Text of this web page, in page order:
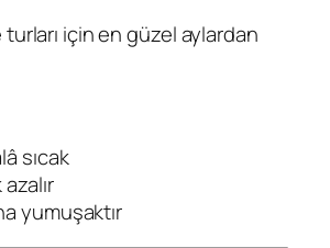
için en güzel aylardan
sıcak
yumuşaktır